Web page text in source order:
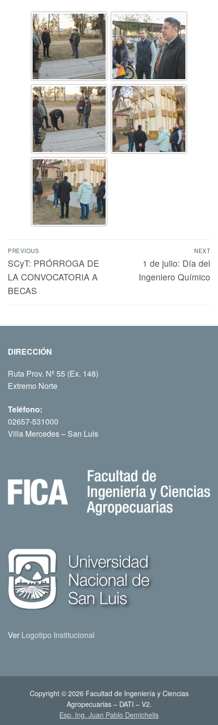
PREVIOUS
SCyT: PRÓRROGA DE
LA CONVOCATORIA A
BECAS
NEXT
1 de julio: Día del
Ingeniero Químico
DIRECCIÓN
Ruta Prov. Nº 55 (Ex. 148)
Extremo Norte
Teléfono:
02657-531000
Villa Mercedes – San Luis
Ver Logotipo Institucional
Copyright © 2026 Facultad de Ingeniería y Ciencias
Agropecuarias – DATI – V2.
Esp. Ing. Juan Pablo Demichelis